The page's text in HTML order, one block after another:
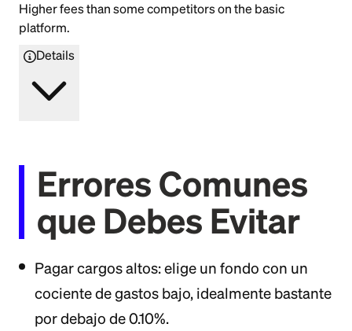
Higher fees than some competitors on the basic
platform.
Details
Errores Comunes
que Debes Evitar
Pagar cargos altos: elige un fondo con un
cociente de gastos bajo, idealmente bastante
por debajo de 0.10%.